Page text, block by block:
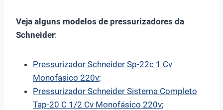
Veja alguns modelos de pressurizadores da
Schneider:
Pressurizador Schneider Sp-22c 1 Cv
Monofasico 220v;
Pressurizador Schneider Sistema Completo
Tap-20 C 1/2 Cv Monofásico 220v;